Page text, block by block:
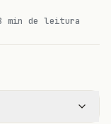
min de leitura